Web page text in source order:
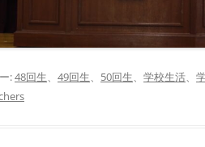
:48回生、 49回生、 50回生、 学校生活、